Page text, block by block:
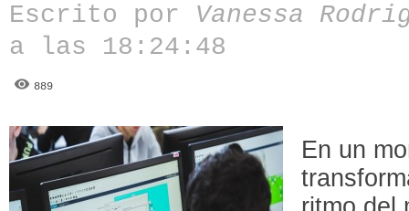
Escrito por Vanessa
a las 18:24:48
889
En un